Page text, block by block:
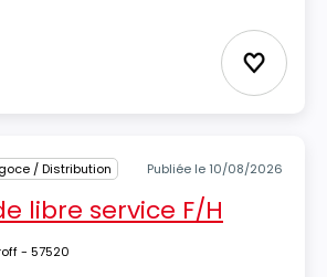
Ajouter
/ Distribution Publiée le 10/08/2026
libre service F/H
- 57520